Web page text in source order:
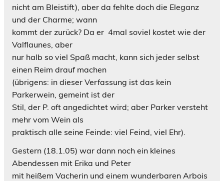
nicht am Bleistift), aber da fehlte doch die Eleganz
und der Charme; wann
kommt der zurück? Da er 4mal soviel kostet wie der
Valflaunes, aber
nur halb so viel Spaß macht, kann sich jeder selbst
einen Reim drauf machen
(übrigens: in dieser Verfassung ist das kein
Parkerwein, gemeint ist der
Stil, der P. oft angedichtet wird; aber Parker versteht
mehr vom Wein als
praktisch alle seine Feinde: viel Feind, viel Ehr).
Gestern (18.1.05) war dann noch ein kleines
Abendessen mit Erika und Peter
mit heißem Vacherin und einem wunderbaren Arbois